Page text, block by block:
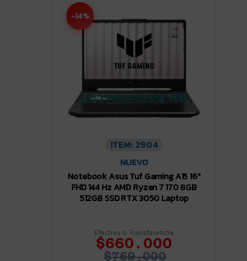
-14%
ITEM: 2904
NUEVO
Notebook Asus Tuf Gaming A15 16″
FHD 144 Hz AMD Ryzen 7 170 8GB
512GB SSD RTX 3050 Laptop
Efectivo o Transferencia:
$660.000
$769.000